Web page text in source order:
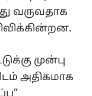
வருவதாக
முன்பு
அதிகமாக